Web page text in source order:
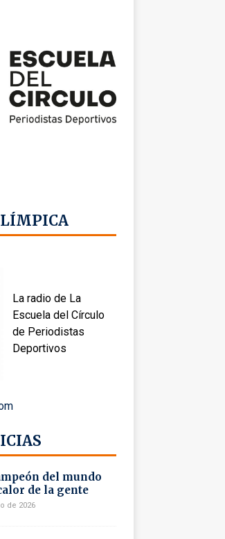
La radio de La
Escuela del Círculo
de Periodistas
Deportivos
del mundo
de la gente
de 2026